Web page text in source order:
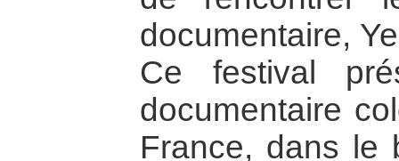
documentaire,
Ce festival
documentaire
France, dans le